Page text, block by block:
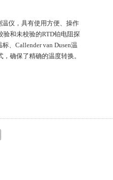
仪，具有使用方便、操作
验和未校验的RTD铂电阻探
、Callender van Dusen温
确保了精确的温度转换。